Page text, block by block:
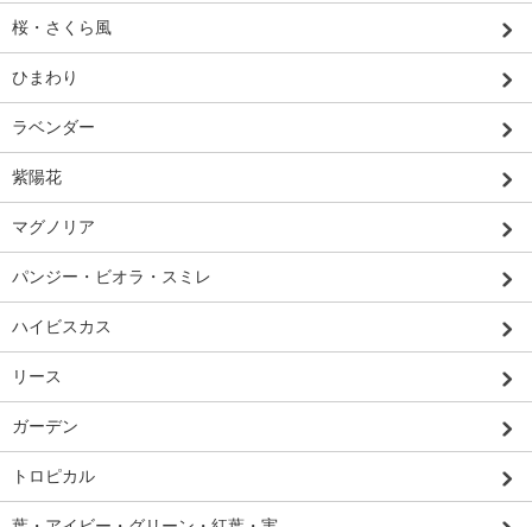
桜・さくら風
ひまわり
ラベンダー
紫陽花
マグノリア
パンジー・ビオラ・スミレ
ハイビスカス
リース
ガーデン
トロピカル